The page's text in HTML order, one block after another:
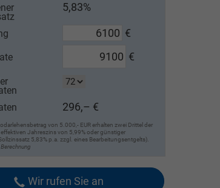
5,83%
€
€
296,– €
von 5.000,- EUR erhalten zwei Drittel der
Jahreszins von 5,99% oder günstiger
5,83% p.a. zzgl. eines Bearbeitungsentgelts).
Wir rufen Sie an